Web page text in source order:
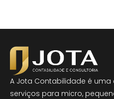
A Jota Contabilidade é
serviços para micro,